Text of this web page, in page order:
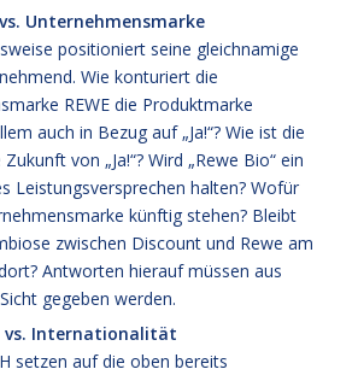
Unternehmensmarke
positioniert seine gleichnamige
Wie konturiert die
REWE die Produktmarke
auch in Bezug auf „Ja!“? Wie ist die
von „Ja!“? Wird „Rewe Bio“ ein
Leistungsversprechen halten? Wofür
künftig stehen? Bleibt
zwischen Discount und Rewe am
Antworten hierauf müssen aus
gegeben werden.
vs. Internationalität
setzen auf die oben bereits